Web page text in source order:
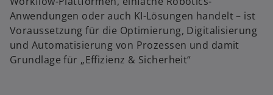
Anwendungen oder auch KI-Lösungen handelt – ist
Voraussetzung für die Optimierung, Digitalisierung
und Automatisierung von Prozessen und damit
Grundlage für „Effizienz & Sicherheit“